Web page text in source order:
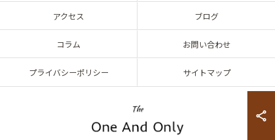
アクセス ブログ
コラム お問い合わせ
プライバシーポリシー サイトマップ